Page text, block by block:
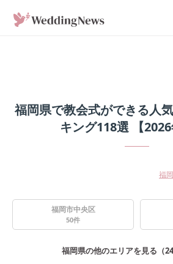
福岡県で教会式ができる人
キング118選 【2026
福
福岡市中央区
50件
福岡県の他のエリアを見る（24